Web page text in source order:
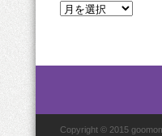
月
カ
Copyright © 2015